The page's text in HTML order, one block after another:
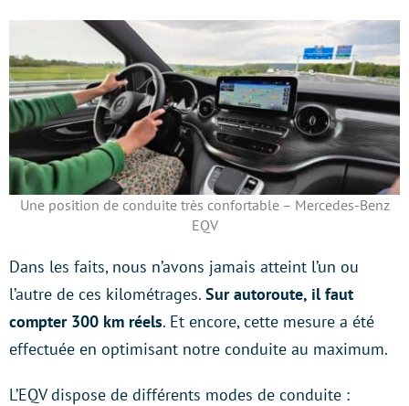
Une position de conduite très confortable – Mercedes-Benz
EQV
Dans les faits, nous n’avons jamais atteint l’un ou
l’autre de ces kilométrages. Sur autoroute, il faut
compter 300 km réels. Et encore, cette mesure a été
effectuée en optimisant notre conduite au maximum.
L’EQV dispose de différents modes de conduite :